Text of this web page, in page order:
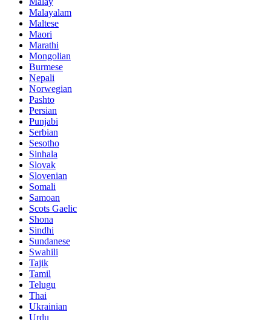
Malayalam
Maltese
Maori
Marathi
Mongolian
Burmese
Nepali
Norwegian
Pashto
Persian
Punjabi
Serbian
Sesotho
Sinhala
Slovak
Slovenian
Somali
Samoan
Scots Gaelic
Shona
Sindhi
Sundanese
Swahili
Tajik
Tamil
Telugu
Thai
Ukrainian
Urdu